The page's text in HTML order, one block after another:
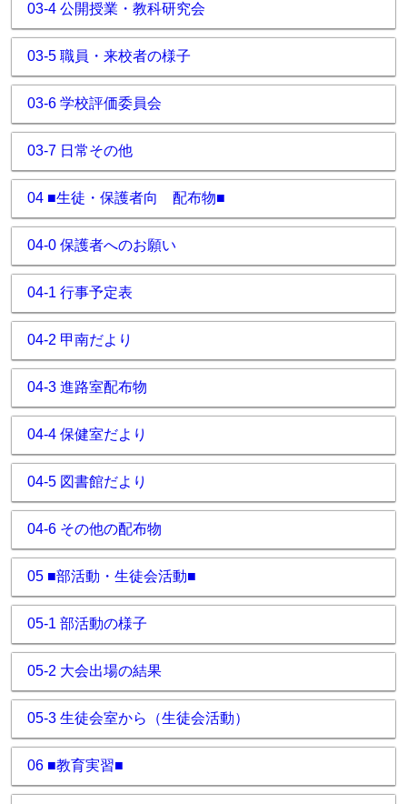
03-4 公開授業・教科研究会
03-5 職員・来校者の様子
03-6 学校評価委員会
03-7 日常その他
04 ■生徒・保護者向 配布物■
04-0 保護者へのお願い
04-1 行事予定表
04-2 甲南だより
04-3 進路室配布物
04-4 保健室だより
04-5 図書館だより
04-6 その他の配布物
05 ■部活動・生徒会活動■
05-1 部活動の様子
05-2 大会出場の結果
05-3 生徒会室から（生徒会活動）
06 ■教育実習■